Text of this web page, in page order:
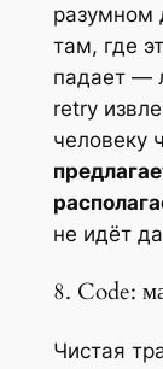
разумном
там, где
падает —
retry
человеку
не идёт
8. Code:
Чистая